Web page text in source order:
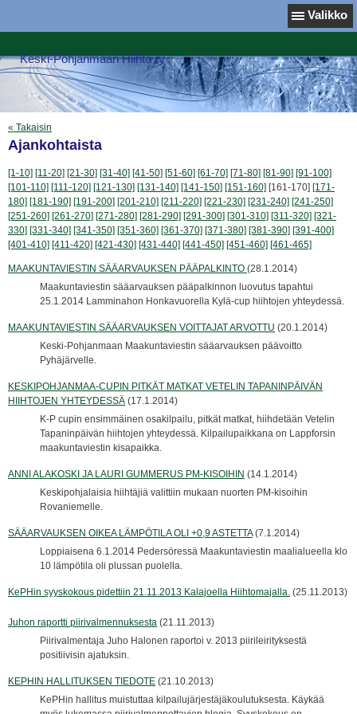
Valikko
Keski-Pohjanmaan Hiihto ry
« Takaisin
Ajankohtaista
[1-10] [11-20] [21-30] [31-40] [41-50] [51-60] [61-70] [71-80] [81-90] [91-100]
[101-110] [111-120] [121-130] [131-140] [141-150] [151-160] [161-170] [171-
180] [181-190] [191-200] [201-210] [211-220] [221-230] [231-240] [241-250]
[251-260] [261-270] [271-280] [281-290] [291-300] [301-310] [311-320] [321-
330] [331-340] [341-350] [351-360] [361-370] [371-380] [381-390] [391-400]
[401-410] [411-420] [421-430] [431-440] [441-450] [451-460] [461-465]
MAAKUNTAVIESTIN SÄÄARVAUKSEN PÄÄPALKINTO (28.1.2014)
Maakuntaviestin sääarvauksen pääpalkinnon luovutus tapahtui
25.1.2014 Lamminahon Honkavuorella Kylä-cup hiihtojen yhteydessä.
MAAKUNTAVIESTIN SÄÄARVAUKSEN VOITTAJAT ARVOTTU (20.1.2014)
Keski-Pohjanmaan Maakuntaviestin sääarvauksen päävoitto
Pyhäjärvelle.
KESKIPOHJANMAA-CUPIN PITKÄT MATKAT VETELIN TAPANINPÄIVÄN
HIIHTOJEN YHTEYDESSÄ (17.1.2014)
K-P cupin ensimmäinen osakilpailu, pitkät matkat, hiihdetään Vetelin
Tapaninpäivän hiihtojen yhteydessä. Kilpailupaikkana on Lappforsin
maakuntaviestin kisapaikka.
ANNI ALAKOSKI JA LAURI GUMMERUS PM-KISOIHIN (14.1.2014)
Keskipohjalaisia hiihtäjiä valittiin mukaan nuorten PM-kisoihin
Rovaniemelle.
SÄÄARVAUKSEN OIKEA LÄMPÖTILA OLI +0,9 ASTETTA (7.1.2014)
Loppiaisena 6.1.2014 Pedersöressä Maakuntaviestin maalialueella klo
10 lämpötila oli plussan puolella.
KePHin syyskokous pidettiin 21.11.2013 Kalajoella Hiihtomajalla. (25.11.2013)
Juhon raportti piirivalmennuksesta (21.11.2013)
Piirivalmentaja Juho Halonen raportoi v. 2013 piirileirityksestä
positiivisin ajatuksin.
KEPHIN HALLITUKSEN TIEDOTE (21.10.2013)
KePHin hallitus muistuttaa kilpailujärjestäjäkoulutuksesta. Käykää